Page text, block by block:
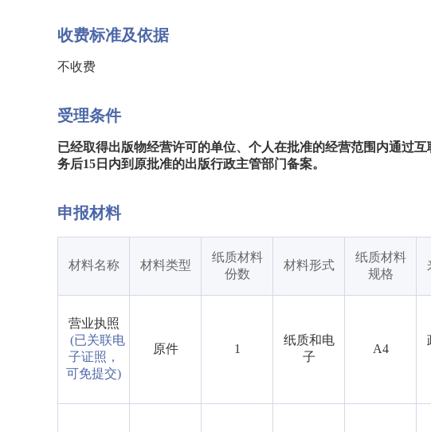
收费标准及依据
不收费
受理条件
已经取得出版物经营许可的单位、个人在批准的经营范围内通过
务后15日内到原批准的出版行政主管部门备案。
申报材料
材料名称 材料类型
纸质材料
份数
材料形式
纸质材料
规格
营业执照
(已关联电
子证照，
可免提交)
原件 1
纸质和电
子
A4